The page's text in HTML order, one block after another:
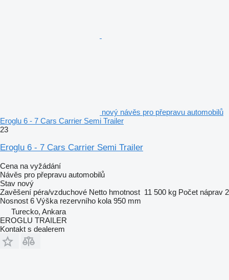
nový návěs pro přepravu automobilů
Eroglu 6 - 7 Cars Carrier Semi Trailer
23
Eroglu 6 - 7 Cars Carrier Semi Trailer
Cena na vyžádání
Návěs pro přepravu automobilů
Stav nový
Zavěšení péra/vzduchové Netto hmotnost 11 500 kg Počet náprav 2
Nosnost 6 Výška rezervního kola 950 mm
Turecko, Ankara
EROGLU TRAILER
Kontakt s dealerem